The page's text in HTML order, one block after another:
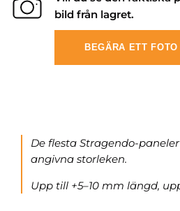
bild från lagret.
BEGÄRA ETT FOTO
De flesta Stragendo-
angivna storleken.
Upp till +5–10 mm längd,